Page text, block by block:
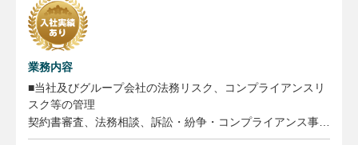
業務内容
■当社及びグループ会社の法務リスク、コンプライアンスリ
スク等の管理
契約書審査、法務相談、訴訟・紛争・コンプライアンス事案
等の管理・対応、コーポレート法務、コンプライアンスに係